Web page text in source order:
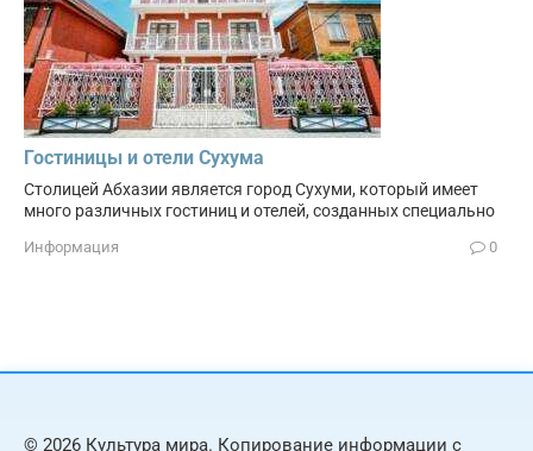
Гостиницы и отели Сухума
Столицей Абхазии является город Сухуми, который имеет
много различных гостиниц и отелей, созданных специально
Информация 0
© 2026 Культура мира. Копирование информации с